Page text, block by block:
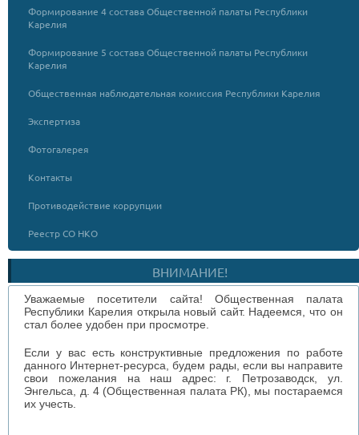
Формирование 4 состава Общественной палаты Республики
Карелия
Формирование 5 состава Общественной палаты Республики
Карелия
Общественная наблюдательная комиссия Республики Карелия
Экспертиза
Фотогалерея
Контакты
Противодействие коррупции
Реестр СО НКО
ВНИМАНИЕ!
Уважаемые посетители сайта! Общественная палата
Республики Карелия открыла новый сайт. Надеемся, что он
стал более удобен при просмотре.
Если у вас есть конструктивные предложения по работе
данного Интернет-ресурса, будем рады, если вы направите
свои пожелания на наш адрес: г. Петрозаводск, ул.
Энгельса, д. 4 (Общественная палата РК), мы постараемся
их учесть.